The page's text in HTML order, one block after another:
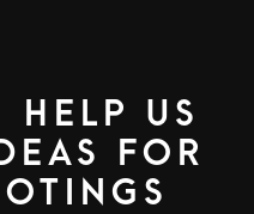
help us
for